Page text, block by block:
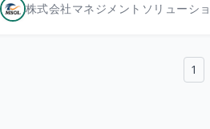
株式会社マネジメントソリューシ
1